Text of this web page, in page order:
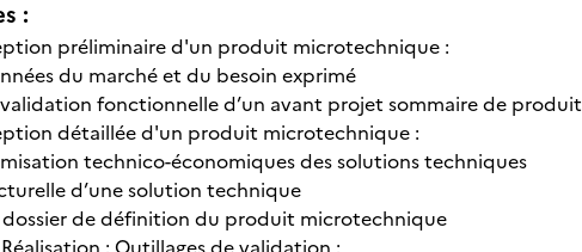
:
préliminaire d'un produit microtechnique :
du marché et du besoin exprimé
fonctionnelle d’un avant projet sommaire de produit
détaillée d'un produit microtechnique :
technico-économiques des solutions techniques
d’une solution technique
de définition du produit microtechnique